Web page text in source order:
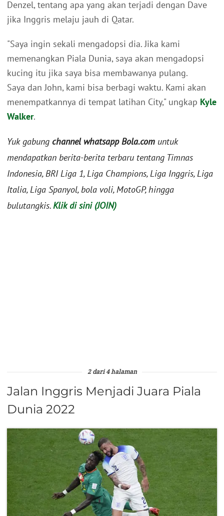
Denzel, tentang apa yang akan terjadi dengan Dave
jika Inggris melaju jauh di Qatar.
"Saya ingin sekali mengadopsi dia. Jika kami
memenangkan Piala Dunia, saya akan mengadopsi
kucing itu jika saya bisa membawanya pulang.
Saya dan John, kami bisa berbagi waktu. Kami akan
menempatkannya di tempat latihan City," ungkap Kyle
Walker.
Yuk gabung channel whatsapp Bola.com untuk
mendapatkan berita-berita terbaru tentang Timnas
Indonesia, BRI Liga 1, Liga Champions, Liga Inggris, Liga
Italia, Liga Spanyol, bola voli, MotoGP, hingga
bulutangkis.Klik di sini (JOIN)
2 dari 4 halaman
Jalan Inggris Menjadi Juara Piala
Dunia 2022